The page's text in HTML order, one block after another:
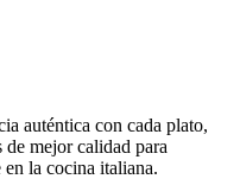
auténtica con cada plato,
mejor calidad para
la cocina italiana.